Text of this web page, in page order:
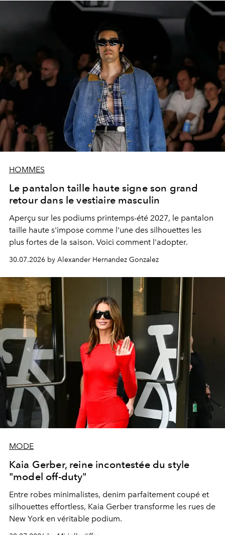
HOMMES
Le pantalon taille haute signe son grand
retour dans le vestiaire masculin
Aperçu sur les podiums printemps-été 2027, le pantalon
taille haute s'impose comme l'une des silhouettes les
plus fortes de la saison. Voici comment l'adopter.
30.07.2026 by Alexander Hernandez Gonzalez
MODE
Kaia Gerber, reine incontestée du style
"model off-duty"
Entre robes minimalistes, denim parfaitement coupé et
silhouettes effortless, Kaia Gerber transforme les rues de
New York en véritable podium.